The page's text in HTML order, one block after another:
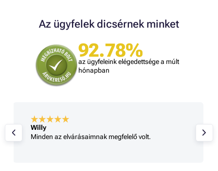
Az ügyfelek dicsérnek minket
92.78%
az ügyfeleink elégedettsége a múlt
hónapban
Willy
Minden az elvárásaimnak megfelelő volt.